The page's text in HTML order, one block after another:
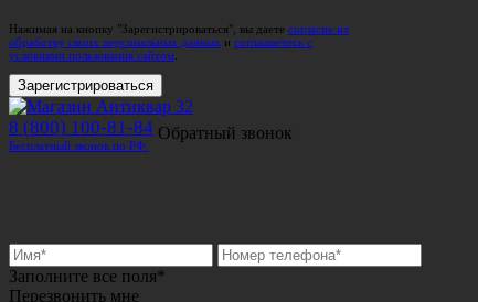
Нажимая на кнопку "Зарегистрироваться", вы даете согласие на
обработку своих персональных данных и соглашаетесь с
условиями пользования сайтом
Зарегистрироваться
8 (800) 100-81-84
Бесплатный звонок по РФ.
Обратный звонок
Заполните все поля*
Перезвонить мне